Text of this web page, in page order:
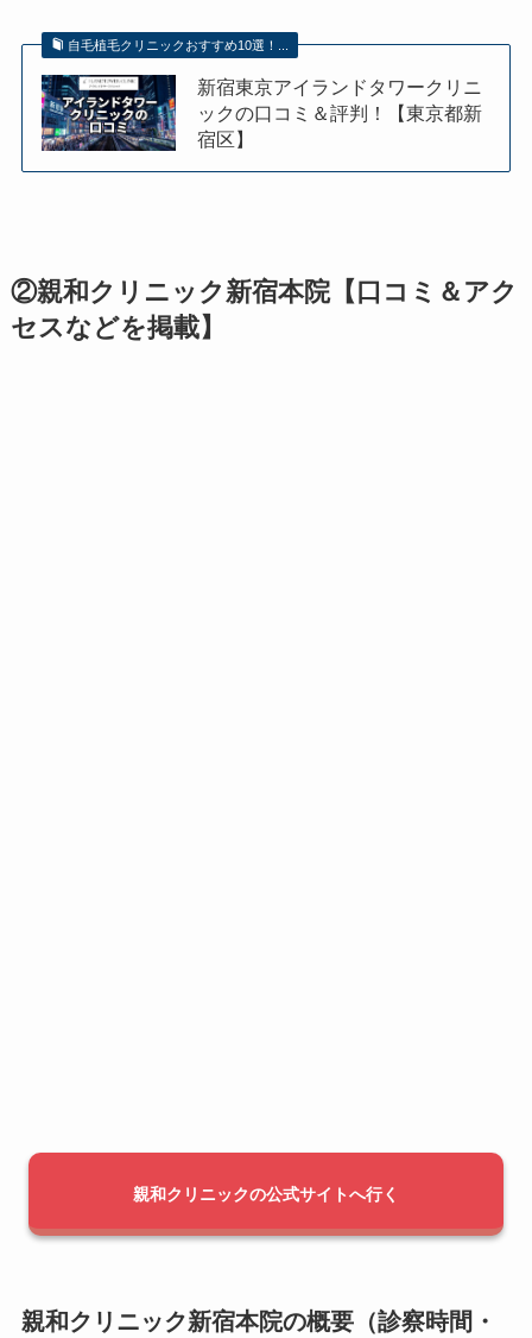
自毛植毛クリニックおすすめ10選！...
新宿東京アイランドタワークリニ
ックの口コミ＆評判！【東京都新
宿区】
②親和クリニック新宿本院【口コミ＆アク
セスなどを掲載】
親和クリニックの公式サイトへ行く
親和クリニック新宿本院の概要（診察時間・